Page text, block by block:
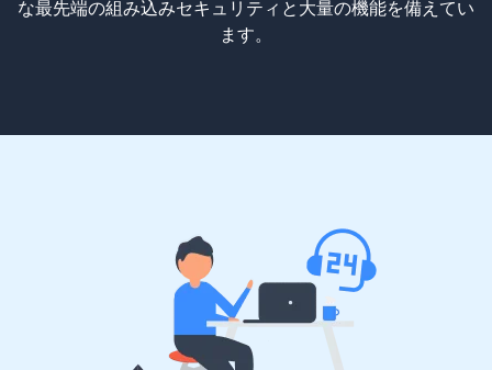
な最先端の組み込みセキュリティと大量の機能を備えてい
ます。